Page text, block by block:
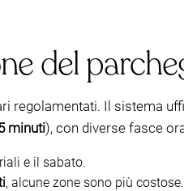
del
regolamentati. Il sistema
minuti), con diverse fasce
e il sabato.
, alcune zone sono più costose.